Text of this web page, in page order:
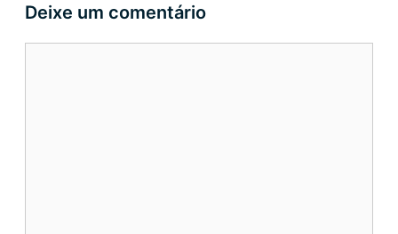
Deixe um comentário